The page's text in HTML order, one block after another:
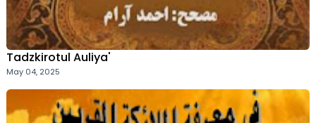
Tadzkirotul Auliya'
May 04, 2025